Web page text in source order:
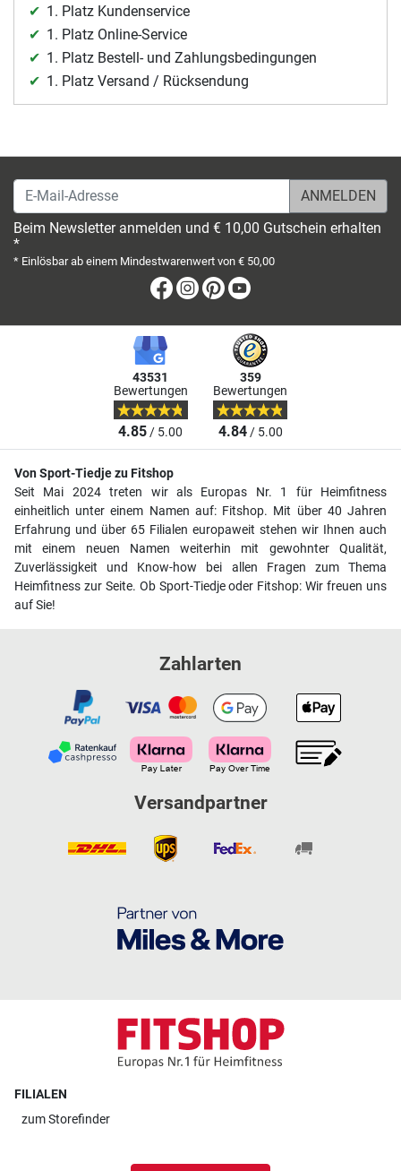
1. Platz Kundenservice
1. Platz Online-Service
1. Platz Bestell- und Zahlungsbedingungen
1. Platz Versand / Rücksendung
E-Mail-Adresse
Beim Newsletter anmelden und € 10,00 Gutschein erhalten
*
* Einlösbar ab einem Mindestwarenwert von € 50,00
Facebook
Instagram
Pinterest
43531
Bewertungen
4.85/ 5.00
359
Bewertungen
4.84/ 5.00
Von Sport-Tiedje zu Fitshop
Seit Mai 2024 treten wir als Europas Nr. 1 für Heimfitness
einheitlich unter einem Namen auf: Fitshop. Mit über 40 Jahren
Erfahrung und über 65 Filialen europaweit stehen wir Ihnen auch
mit einem neuen Namen weiterhin mit gewohnter Qualität,
Zuverlässigkeit und Know-how bei allen Fragen zum Thema
Heimfitness zur Seite. Ob Sport-Tiedje oder Fitshop: Wir freuen uns
auf Sie!
Zahlarten
Versandpartner
FILIALEN
zumStorefinder